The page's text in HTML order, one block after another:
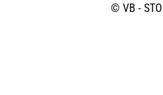
© VB -